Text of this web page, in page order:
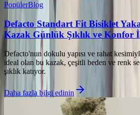
PopülerBlog
Defacto Standart Fit Bisiklet
Kazak Günlük Şıklık ve Konfor
Defacto'nun dokulu yapısı ve rahat
ideal olan bu kazak, çeşitli beden ve renk
şıklık katıyor.
Daha fazla bilgi edinin